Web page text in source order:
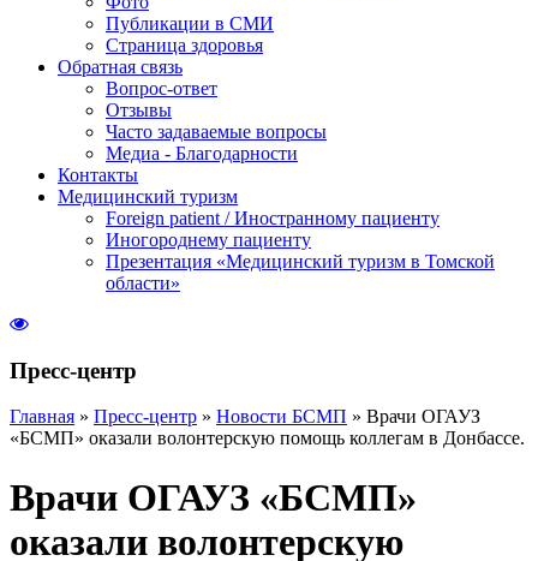
Публикации в СМИ
Страница здоровья
Обратная связь
Вопрос-ответ
Отзывы
Часто задаваемые вопросы
Медиа - Благодарности
Контакты
Медицинский туризм
Foreign patient / Иностранному пациенту
Иногороднему пациенту
Презентация «Медицинский туризм в Томской
области»
Пресс-центр
Главная » Пресс-центр » Новости БСМП » Врачи ОГАУЗ
«БСМП» оказали волонтерскую помощь коллегам в Донбассе.
Врачи ОГАУЗ «БСМП»
оказали волонтерскую